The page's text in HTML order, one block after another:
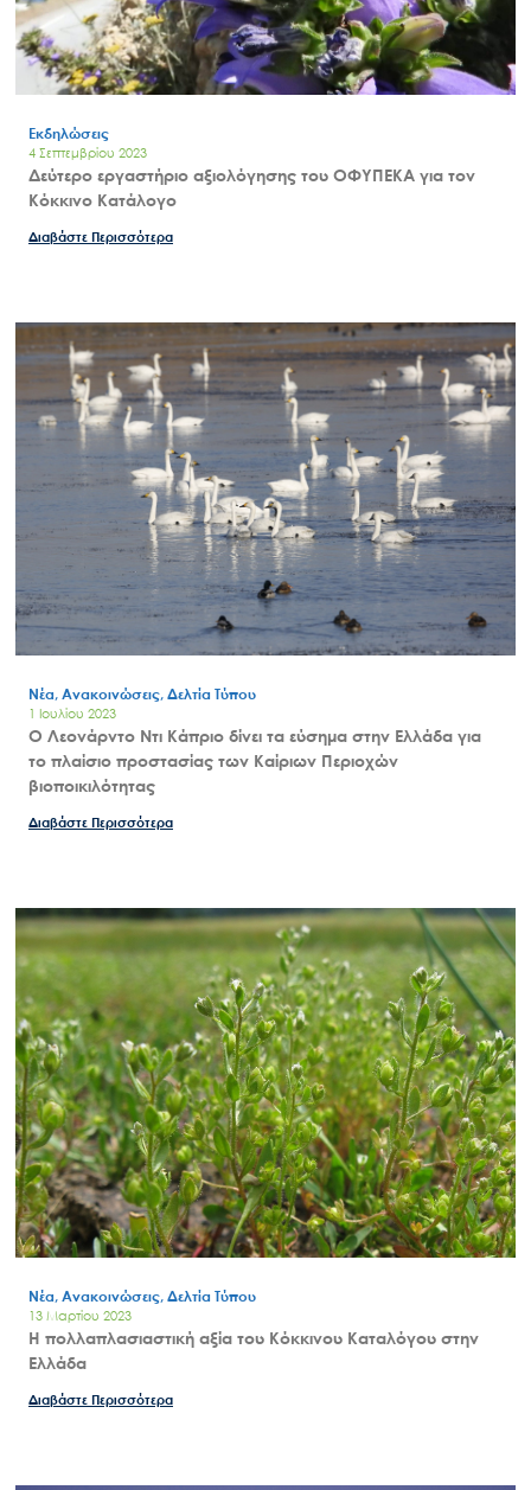
Search
for:
Ο.ΦΥ.ΠΕ.Κ.Α.
Νέα – Δημοσιότητα
Άξονες δράσης
Μ.Δ.Π.Π.
Έργα
Εισιτήρια
Εκδηλώσεις
4 Σεπτεμβρίου 2023
Δεύτερο εργαστήριο αξιολόγησης του ΟΦΥΠΕΚΑ για τον
Κόκκινο Κατάλογο
Διαβάστε Περισσότερα
Νέα, Ανακοινώσεις, Δελτία Τύπου
1 Ιουλίου 2023
O Λεονάρντο Ντι Κάπριο δίνει τα εύσημα στην Ελλάδα για
το πλαίσιο προστασίας των Καίριων Περιοχών
βιοποικιλότητας
Διαβάστε Περισσότερα
Νέα, Ανακοινώσεις, Δελτία Τύπου
13 Μαρτίου 2023
Η πολλαπλασιαστική αξία του Κόκκινου Καταλόγου στην
Ελλάδα
Διαβάστε Περισσότερα